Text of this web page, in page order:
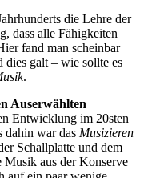
die Lehre der
dass alle Fähigkeiten
fand man scheinbar
dies galt – wie sollte es
.
Auserwählten
Entwicklung im 20sten
dahin war das Musizieren
Schallplatte und dem
aus der Konserve